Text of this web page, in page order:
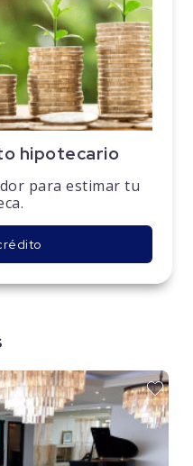
hipotecario
para estimar tu